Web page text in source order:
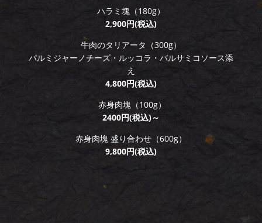
ハラミ塊（180g）
2,900円(税込)
牛肉のタリアータ（300g）
パルミジャーノチーズ・ルッコラ・バルサミコソース添
え
4,800円(税込)
赤身肉塊（100g）
2400円(税込)～
赤身肉塊 盛り合わせ（600g）
9,800円(税込)